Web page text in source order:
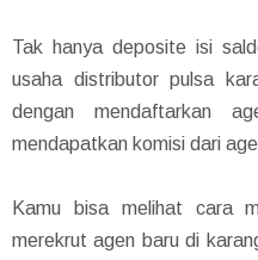
Tak hanya deposite isi
usaha distributor pulsa
dengan mendaftarkan
mendapatkan komisi dari
Kamu bisa melihat cara
merekrut agen baru di